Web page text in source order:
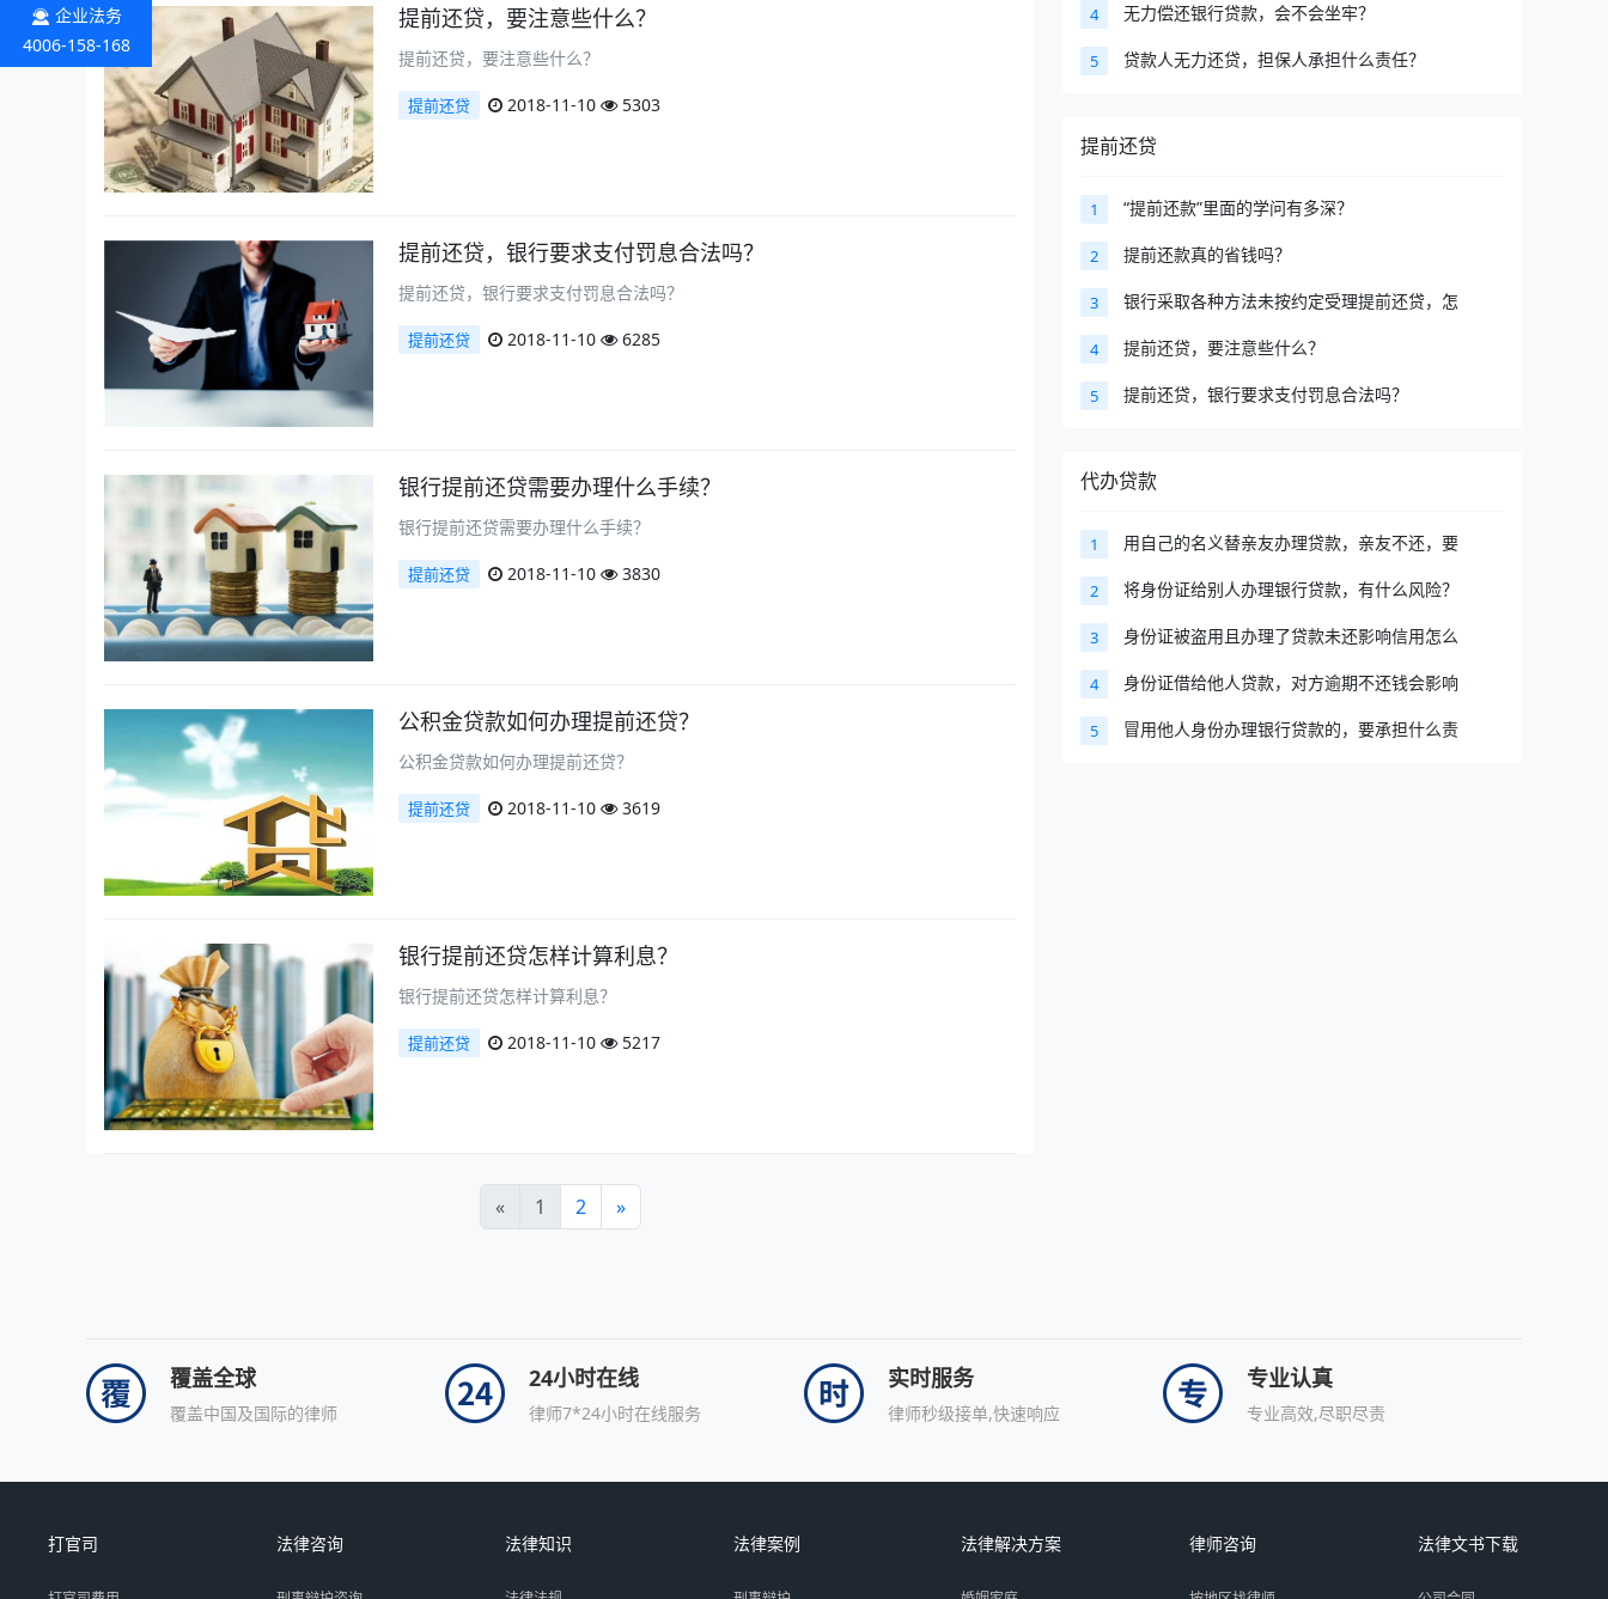
提前还贷，要注意些什么？
提前还贷，要注意些什么？
提前还贷 2018-11-10 5303
提前还贷，银行要求支付罚息合法吗？
提前还贷，银行要求支付罚息合法吗？
提前还贷 2018-11-10 6285
银行提前还贷需要办理什么手续？
银行提前还贷需要办理什么手续？
提前还贷 2018-11-10 3830
公积金贷款如何办理提前还贷？
公积金贷款如何办理提前还贷？
提前还贷 2018-11-10 3619
银行提前还贷怎样计算利息？
银行提前还贷怎样计算利息？
提前还贷 2018-11-10 5217
« 1 2 »
4 无力偿还银行贷款，会不会坐牢？
5 贷款人无力还贷，担保人承担什么责任？
提前还贷
1 “提前还款”里面的学问有多深？
2 提前还款真的省钱吗？
3 银行采取各种方法未按约定受理提前还贷，怎
4 提前还贷，要注意些什么？
5 提前还贷，银行要求支付罚息合法吗？
代办贷款
1 用自己的名义替亲友办理贷款，亲友不还，要
2 将身份证给别人办理银行贷款，有什么风险？
3 身份证被盗用且办理了贷款未还影响信用怎么
4 身份证借给他人贷款，对方逾期不还钱会影响
5 冒用他人身份办理银行贷款的，要承担什么责
覆盖全球
覆盖中国及国际的律师
24小时在线
律师7*24小时在线服务
实时服务
律师秒级接单,快速响应
专业认真
专业高效,尽职尽责
打官司 法律咨询 法律知识 法律案例 法律解决方案 律师咨询 法律文书下载
企业法务
4006-158-168